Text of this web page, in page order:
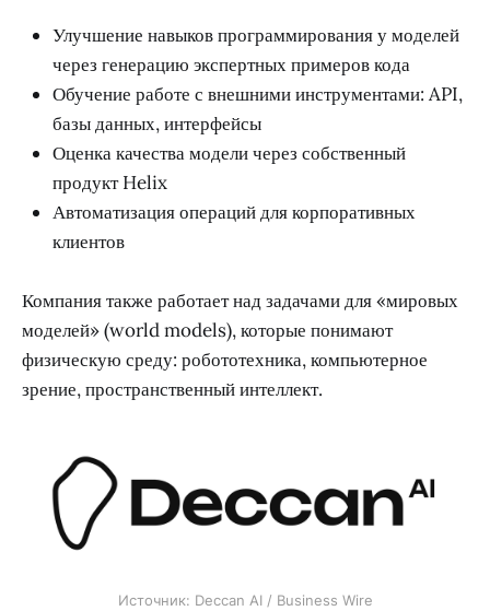
Улучшение навыков программирования у моделей
через генерацию экспертных примеров кода
Обучение работе с внешними инструментами: API,
базы данных, интерфейсы
Оценка качества модели через собственный
продукт Helix
Автоматизация операций для корпоративных
клиентов
Компания также работает над задачами для «мировых
моделей» (world models), которые понимают
физическую среду: робототехника, компьютерное
зрение, пространственный интеллект.
Источник: Deccan AI / Business Wire